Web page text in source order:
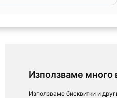
Използваме много
Използваме бисквитки и